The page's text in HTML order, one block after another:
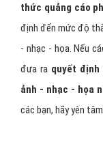
thức quảng cáo
định đến mức độ
- nhạc - họa. Nếu
đưa ra quyết
ảnh - nhạc - họa
các bạn, hãy yên